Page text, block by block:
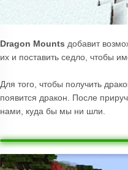
Dragon Mounts добавит
их и поставить седло, чтобы
Для того, чтобы получить
появится дракон. После
нами, куда бы мы ни шли.